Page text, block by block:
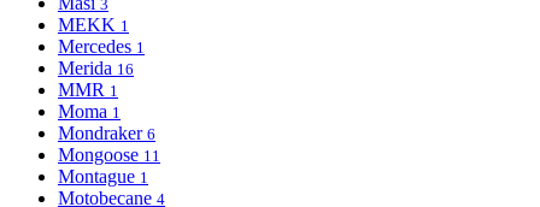
3
MEKK 1
Mercedes 1
Merida 16
MMR 1
Moma 1
Mondraker 6
Mongoose 11
Montague 1
Motobecane 4